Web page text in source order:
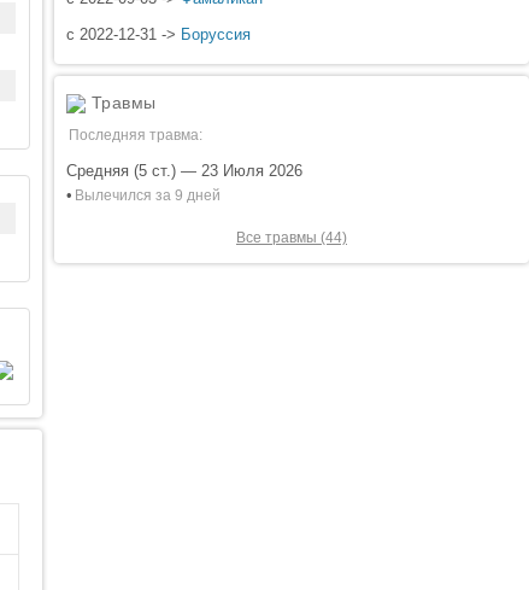
с 2022-12-31 -> Боруссия
Травмы
Последняя травма:
Средняя (5 ст.) — 23 Июля 2026
• Вылечился за 9 дней
Все травмы (44)